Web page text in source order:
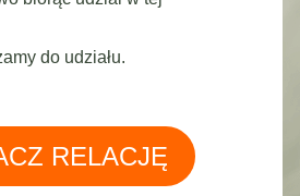
do udziału.
RELACJĘ